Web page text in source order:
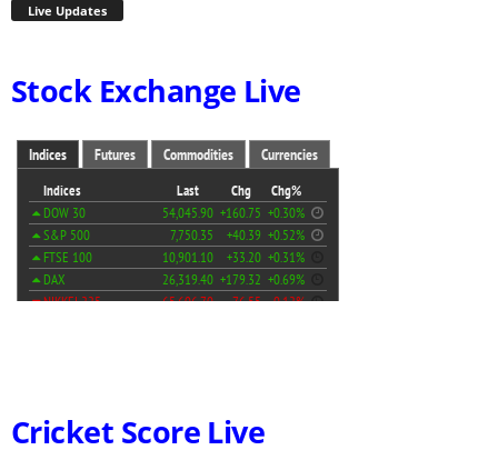
Live Updates
Stock Exchange Live
Cricket Score Live